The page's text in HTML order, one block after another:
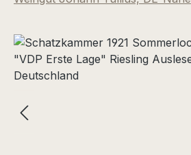
Bildergalerie überspringen